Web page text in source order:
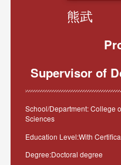
熊武
Supervisor of
School/Department: College
Sciences
Education Level:With
Degree:Doctoral degree